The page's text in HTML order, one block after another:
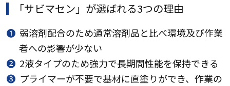
「サビマセン」が選ばれる3つの理由
❶ 弱溶剤配合のため通常溶剤品と比べ環境及び作業
者への影響が少ない
❷ 2液タイプのため強力で長期間性能を保持できる
❸ プライマーが不要で基材に直塗りができ、作業の